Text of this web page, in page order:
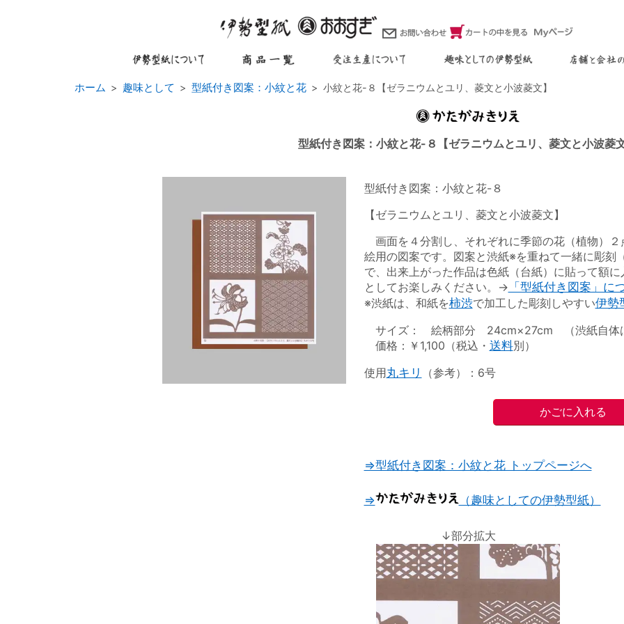
ホーム 趣味として 型紙付き図案：小紋と花 小紋と花-８【ゼラニウムとユリ、菱文と小波菱文】
型紙付き図案：小紋と花-８【ゼラニウムとユリ、菱文と小波菱文
型紙付き図案：小紋と花-８
【ゼラニウムとユリ、菱文と小波菱文】
画面を４分割し、それぞれに季節の花（植物）２
絵用の図案です。図案と渋紙※を重ねて一緒に彫刻
で、出来上がった作品は色紙（台紙）に貼って額
としてお楽しみください。→ 「型紙付き図案」に
※渋紙は、和紙を柿渋で加工した彫刻しやすい伊勢
サイズ： 絵柄部分 24cm×27cm （渋紙自体
価格：￥1,100（税込・ 送料別）
使用丸キリ （参考）：6号
⇒型紙付き図案：小紋と花 トップページへ
⇒ （趣味としての伊勢型紙）
↓部分拡大